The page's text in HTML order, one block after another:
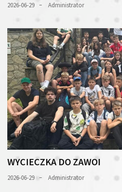
2026-06-29 Administrator
WYCIECZKA DO ZAWOI
2026-06-29 Administrator